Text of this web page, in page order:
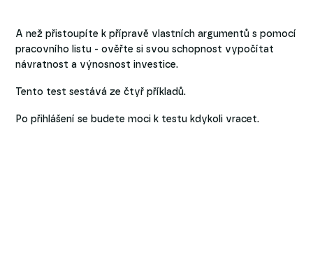
A než přistoupíte k přípravě vlastních argumentů s pomocí
pracovního listu - ověřte si svou schopnost vypočítat
návratnost a výnosnost investice.
Tento test sestává ze čtyř příkladů.
Po přihlášení se budete moci k testu kdykoli vracet.